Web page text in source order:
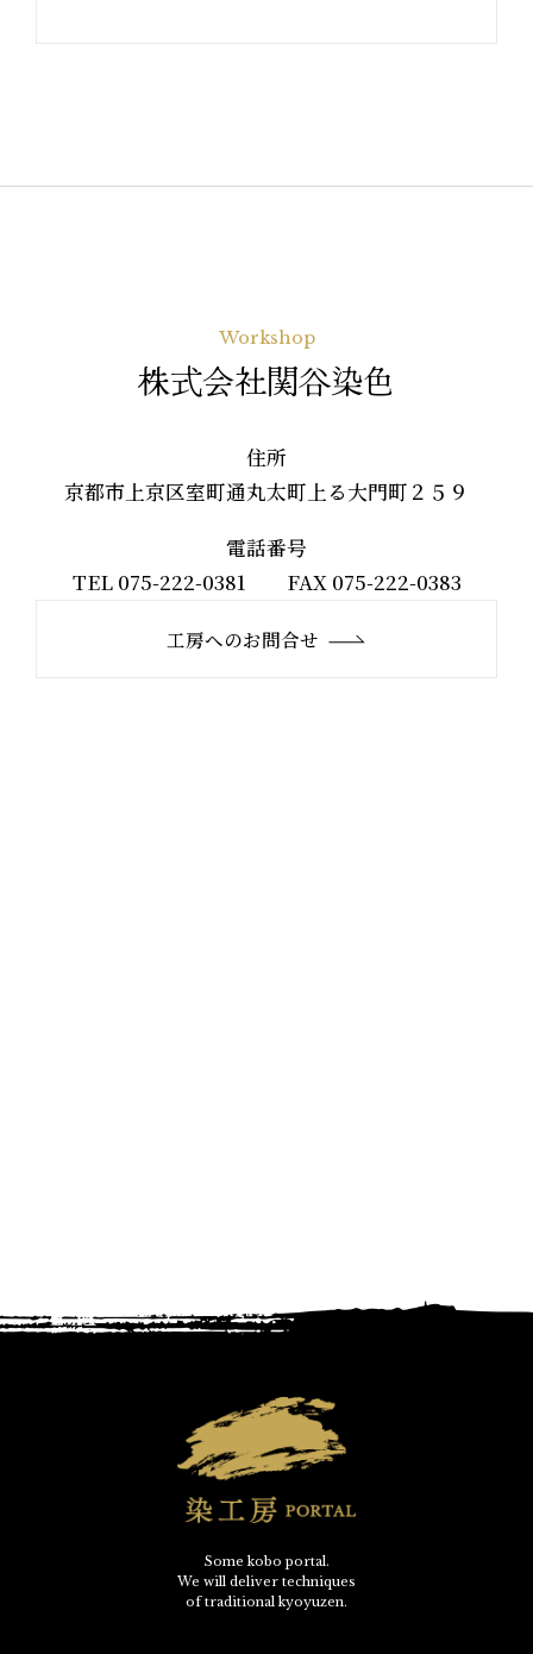
Workshop
株式会社関谷染色
住所
京都市上京区室町通丸太町上る大門町２５９
電話番号
TEL 075-222-0381 FAX 075-222-0383
工房へのお問合せ
Some kobo portal.
We will deliver techniques
of traditional kyoyuzen.